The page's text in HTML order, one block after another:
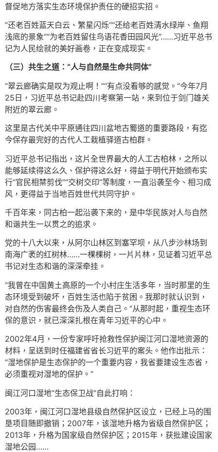
督促地方落实生态环境保护责任的硬招实招。
“还老百姓蓝天白云、繁星闪烁”“还给老百姓清水绿岸、鱼翔
浅底的景象”“为老百姓留住鸟语花香田园风光”……习近平总书
记为人民绘就的美好画卷，正在变成现实。
（三）共生之道：“人与自然是生命共同体”
“翠云廊确实是叹为观止啊！”“有点没看够的感觉。”今年7月
25日，习近平总书记赴四川考察第一站，来到位于剑门雄关
附近的翠云廊。
这里是古代关中平原通往四川盆地古蜀道的重要路段，有迄
今保存最完好的古代人工栽植驿道古柏群。
习近平总书记指出，这片全世界最大的人工古柏林，之所以
能够延续得这么久、保护得这么好，得益于明代开始颁布实
行“官民相禁剪伐”“交树交印”等制度，一直沿袭至今、相习成
风，更得益于当地百姓世代共同守护。
千百年来，同古柏一起沿袭下来的，是中华民族对人与自然
和谐共生一以贯之的追求。
党的十八大以来，从阿尔山林区到塞罕坝，从八步沙林场到
南海广袤的红树林……一棵棵树，一片片林，见证着习近平总
书记对生态和谐的深深牵挂。
“我曾在中国黄土高原的一个小村庄生活多年，当时那里的生
态环境受到破坏，百姓生活也陷于贫困。我那时就认识到，
对自然的伤害最终会伤及人类自己。”从那时起，重视生态环
保的意识，就已深深扎根在青年习近平的心中。
2002年4月，一份专家呼吁抢救性保护闽江河口湿地资源的
材料，呈送到时任福建省省长习近平的案头。他作出批示：
“湿地保护是生态保护的一个重要内容，我省要建设生态省，
必须重视对湿地的保护。”
闽江河口湿地“生态保卫战”自此打响：
2003年，闽江河口湿地县级自然保护区设立，已经上马的围
垦项目随即撤销；2007年，该湿地升格为省级自然保护区；
2013年，升格为国家级自然保护区；2015年，获批建设国家
湿地公园……